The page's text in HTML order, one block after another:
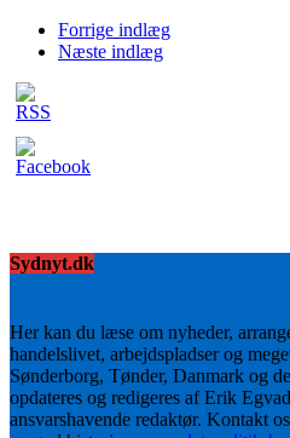
Forrige indlæg
Næste indlæg
Sydnyt.dk
Her kan du læse om nyheder,
handelslivet, arbejdspladser og
Sønderborg, Tønder, Danmark og
opdateres og redigeres af Erik
ansvarshavende redaktør. Kontakt